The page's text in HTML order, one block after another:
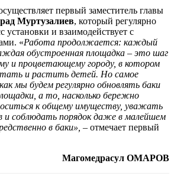
первый заместитель главы
Муртузалиев, который регулярно
установки и взаимодействует с
«Работа продолжается: каждый
обустроенная площадка – это шаг
и процветающему городу, в котором
и растить детей. Но самое
мы будем регулярно обновлять баки
а то, насколько бережно
к общему имуществу, уважать
и соблюдать порядок даже в малейшем
в баки», – отмечает первый
Магомедрасул ОМАРОВ